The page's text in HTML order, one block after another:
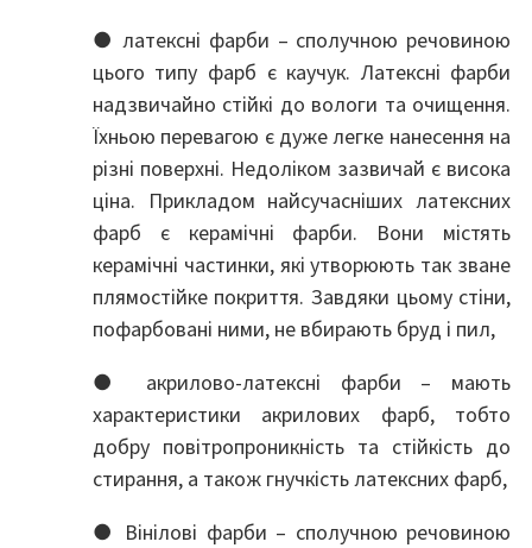
● латексні фарби – сполучною речовиною
цього типу фарб є каучук. Латексні фарби
надзвичайно стійкі до вологи та очищення.
Їхньою перевагою є дуже легке нанесення на
різні поверхні. Недоліком зазвичай є висока
ціна. Прикладом найсучасніших латексних
фарб є керамічні фарби. Вони містять
керамічні частинки, які утворюють так зване
плямостійке покриття. Завдяки цьому стіни,
пофарбовані ними, не вбирають бруд і пил,
● акрилово-латексні фарби – мають
характеристики акрилових фарб, тобто
добру повітропроникність та стійкість до
стирання, а також гнучкість латексних фарб,
● Вінілові фарби – сполучною речовиною